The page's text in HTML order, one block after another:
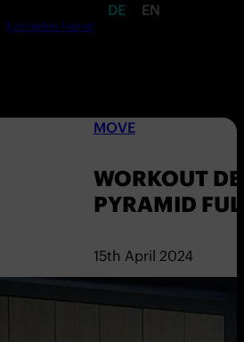
DE EN
Kostenlos testen
MOVE
WORKOUT
PYRAMID
15th April 2024